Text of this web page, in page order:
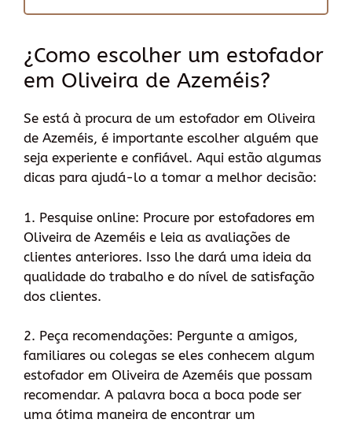
¿Como escolher um estofador
em Oliveira de Azeméis?
Se está à procura de um estofador em Oliveira
de Azeméis, é importante escolher alguém que
seja experiente e confiável. Aqui estão algumas
dicas para ajudá-lo a tomar a melhor decisão:
1. Pesquise online: Procure por estofadores em
Oliveira de Azeméis e leia as avaliações de
clientes anteriores. Isso lhe dará uma ideia da
qualidade do trabalho e do nível de satisfação
dos clientes.
2. Peça recomendações: Pergunte a amigos,
familiares ou colegas se eles conhecem algum
estofador em Oliveira de Azeméis que possam
recomendar. A palavra boca a boca pode ser
uma ótima maneira de encontrar um